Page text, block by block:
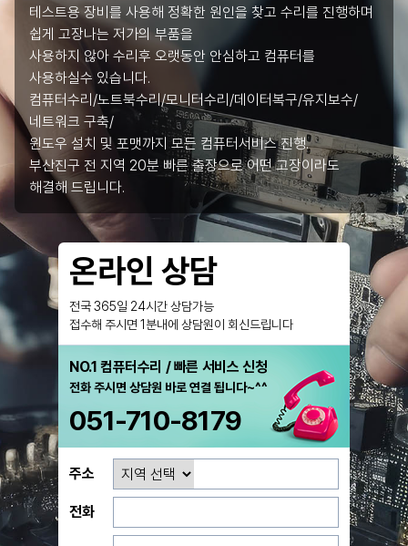
테스트용 장비를 사용해 정확한 원인을 찾고 수리를 진행하며
쉽게 고장나는 저가의 부품을
사용하지 않아 수리후 오랫동안 안심하고 컴퓨터를
사용하실수 있습니다.
컴퓨터수리/노트북수리/모니터수리/데이터복구/유지보수/
네트워크 구축/
윈도우 설치 및 포맷까지 모든 컴퓨터서비스 진행.
부산진구 전 지역 20분 빠른 출장으로 어떤 고장이라도
해결해 드립니다.
온라인 상담
전국 365일 24시간 상담가능
접수해 주시면 1분내에 상담원이 회신드립니다
NO.1 컴퓨터수리 / 빠른 서비스 신청
전화 주시면 상담원 바로 연결 됩니다~^^
051-710-8179
주소
전화